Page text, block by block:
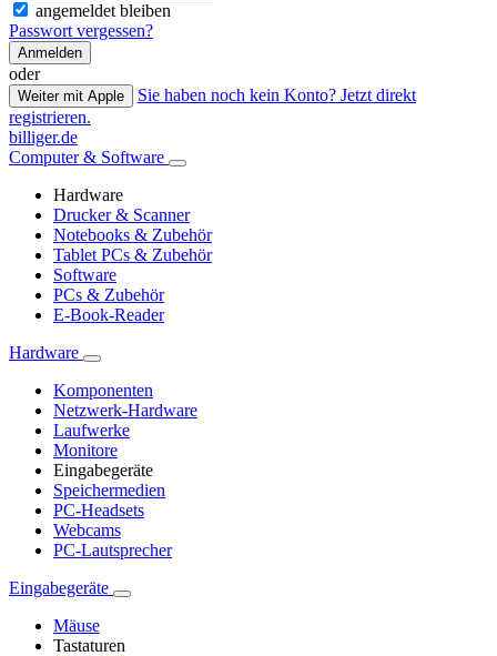
angemeldet bleiben
Passwort vergessen?
Anmelden
oder
Weiter mit Apple
Sie haben noch kein Konto? Jetzt direkt
registrieren.
billiger.de
Computer & Software
Hardware
Drucker & Scanner
Notebooks & Zubehör
Tablet PCs & Zubehör
Software
PCs & Zubehör
E-Book-Reader
Hardware
Komponenten
Netzwerk-Hardware
Laufwerke
Monitore
Eingabegeräte
Speichermedien
PC-Headsets
Webcams
PC-Lautsprecher
Eingabegeräte
Mäuse
Tastaturen